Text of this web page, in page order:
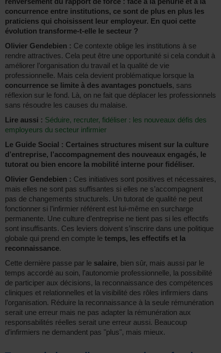
concurrence entre institutions, ce sont de plus en plus les
praticiens qui choisissent leur employeur. En quoi cette
évolution transforme-t-elle le secteur ?
Olivier Gendebien : Ce contexte oblige les institutions à se
rendre attractives. Cela peut être une opportunité si cela conduit à
améliorer l’organisation du travail et la qualité de vie
professionnelle. Mais cela devient problématique lorsque la
concurrence se limite à des avantages ponctuels, sans
réflexion sur le fond. Là, on ne fait que déplacer les professionnels
sans résoudre les causes du malaise.
Lire aussi : Séduire, recruter, fidéliser : les nouveaux défis des
employeurs du secteur infirmier
Le Guide Social : Certaines structures misent sur la culture
d’entreprise, l’accompagnement des nouveaux engagés, le
tutorat ou bien encore la mobilité interne pour fidéliser.
Olivier Gendebien : Ces initiatives sont positives et nécessaires,
mais elles ne sont pas suffisantes si elles ne s’accompagnent
pas de changements structurels. Un tutorat de qualité ne peut
fonctionner si l’infirmier référent est lui-même en surcharge
permanente. Une culture d’entreprise ne tient pas si les effectifs
sont insuffisants. Ces leviers doivent s’inscrire dans une politique
globale qui prend en compte le temps, les effectifs et la
reconnaissance.
Cette dernière passe par le salaire, bien sûr, mais aussi par le
temps accordé au soin, l’autonomie professionnelle, la possibilité
de participer aux décisions, la reconnaissance des compétences
cliniques et relationnelles et la visibilité des rôles infirmiers dans
l’organisation. Réduire la reconnaissance à la seule rémunération
serait une erreur mais ne pas adapter la rémunération aux
responsabilités réelles serait une erreur aussi. Beaucoup
d’infirmiers ne demandent pas "plus", mais mieux.